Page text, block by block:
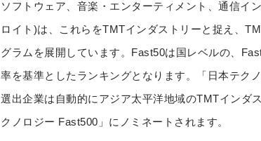
ソフトウェア、音楽・エンターティメント、通信イ
ロイト)は、これらをTMTインダストリーと捉え、
グラムを展開しています。Fast50は国レベルの、
率を基準としたランキングとなります。「日本テク
選出企業は自動的にアジア太平洋地域のTMTインダ
クノロジー Fast500」にノミネートされます。